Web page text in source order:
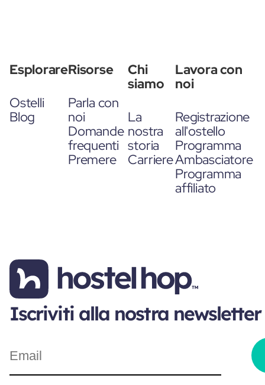
Esplorare
Ostelli
Blog
Risorse
Parla con
noi
Domande
frequenti
Premere
Chi
siamo
La
nostra
storia
Carriere
Lavora con
noi
Registrazione
all'ostello
Programma
Ambasciatore
Programma
affiliato
Iscriviti alla nostra newsletter